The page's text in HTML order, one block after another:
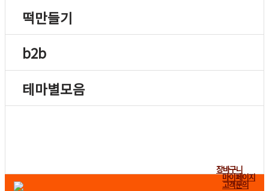
떡만들기
b2b
테마별모음
장바구니
마이페이지
고객문의